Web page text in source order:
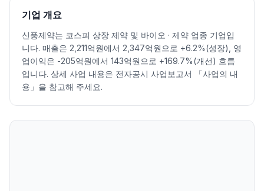
2026.07.08
8150
2026.07.10
778082807780 8100 2.92 72557
2026.07.13
81008340 78507890 -2.5971505
2026.07.14
7830 8070 76007940 0.63 92977
2026.07.15
79208230 7920
기업 개요
신풍제약는 코스피 상장 제약 및 바이오 · 제약 업종 기업입
니다. 매출은 2,211억원에서 2,347억원으로 +6.2%(성장), 영
업이익은 -205억원에서 143억원으로 +169.7%(개선) 흐름
입니다. 상세 사업 내용은 전자공시 사업보고서 「사업의 내
용」을 참고해 주세요.